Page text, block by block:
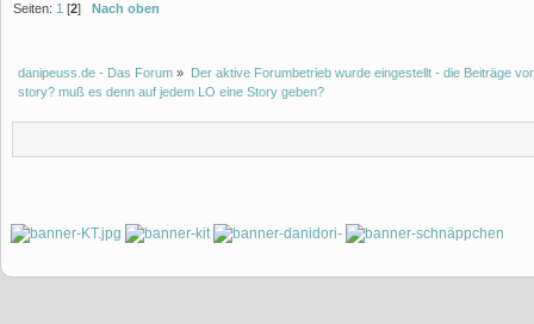
Seiten: 1 [2] Nach oben
danipeuss.de - Das Forum » Der aktive Forumbetrieb wurde eingestellt - die Beiträge
story? muß es denn auf jedem LO eine Story geben?